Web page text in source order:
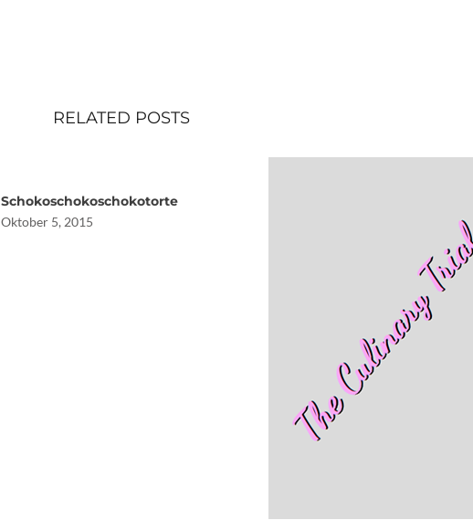
RELATED POSTS
Schokoschokoschokotorte
Oktober 5, 2015